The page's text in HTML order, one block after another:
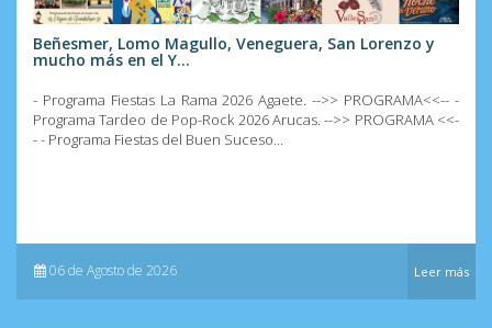
Beñesmer, Lomo Magullo, Veneguera, San Lorenzo y
mucho más en el Y...
- Programa Fiestas La Rama 2026 Agaete. -->> PROGRAMA<<-- -
Programa Tardeo de Pop-Rock 2026 Arucas. -->> PROGRAMA <<-
- - Programa Fiestas del Buen Suceso...
06 de Agosto de 2026 Leer más